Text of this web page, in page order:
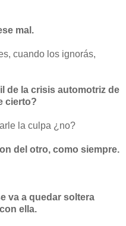
mal.
cuando los ignorás,
de la crisis automotriz de
cierto?
la culpa ¿no?
del otro, como siempre.
va a quedar soltera
ella.